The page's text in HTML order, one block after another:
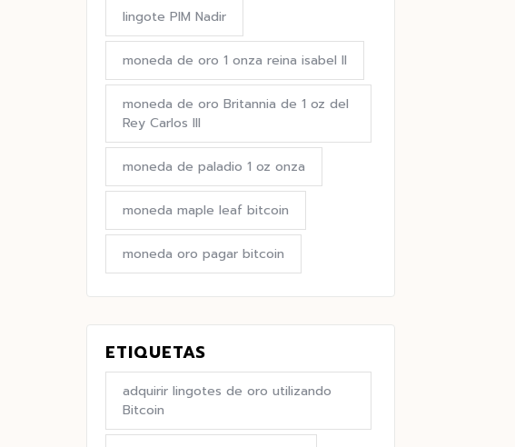
lingote PIM Nadir
moneda de oro 1 onza reina isabel II
moneda de oro Britannia de 1 oz del
Rey Carlos III
moneda de paladio 1 oz onza
moneda maple leaf bitcoin
moneda oro pagar bitcoin
ETIQUETAS
adquirir lingotes de oro utilizando
Bitcoin